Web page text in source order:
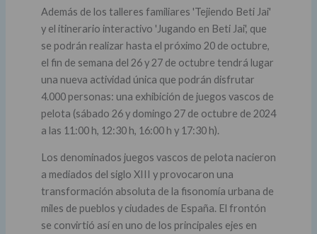
Además de los talleres familiares 'Tejiendo Beti Jai'
y el itinerario interactivo 'Jugando en Beti Jai', que
se podrán realizar hasta el próximo 20 de octubre,
el fin de semana del 26 y 27 de octubre tendrá lugar
una nueva actividad única que podrán disfrutar
4.000 personas: una exhibición de juegos vascos de
pelota (sábado 26 y domingo 27 de octubre de 2024
a las 11:00 h, 12:30 h, 16:00 h y 17:30 h).
Los denominados juegos vascos de pelota nacieron
a mediados del siglo XIII y provocaron una
transformación absoluta de la fisonomía urbana de
miles de pueblos y ciudades de España. El frontón
se convirtió así en uno de los principales ejes en